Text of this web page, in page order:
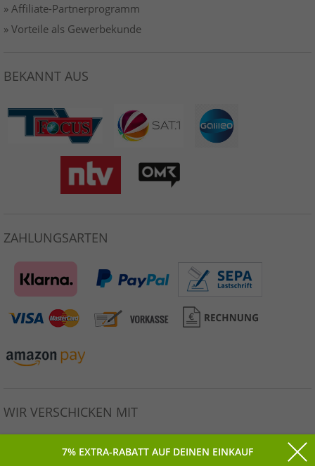
» Affiliate-Partnerprogramm
» Vorteile als Gewerbekunde
BEKANNT AUS
ZAHLUNGSARTEN
WIR VERSCHICKEN MIT
7% EXTRA-RABATT AUF DEINEN EINKAUF